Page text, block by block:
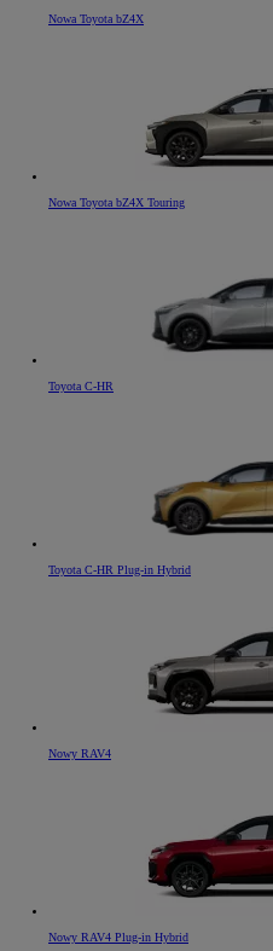
Nowa Toyota bZ4X
Nowa Toyota bZ4X Touring
Toyota C-HR
Toyota C-HR Plug-in Hybrid
Nowy RAV4
Nowy RAV4 Plug-in Hybrid